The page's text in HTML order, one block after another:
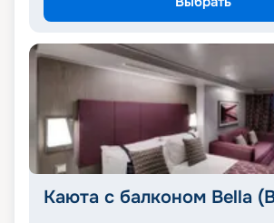
Каюта с балконом Bella